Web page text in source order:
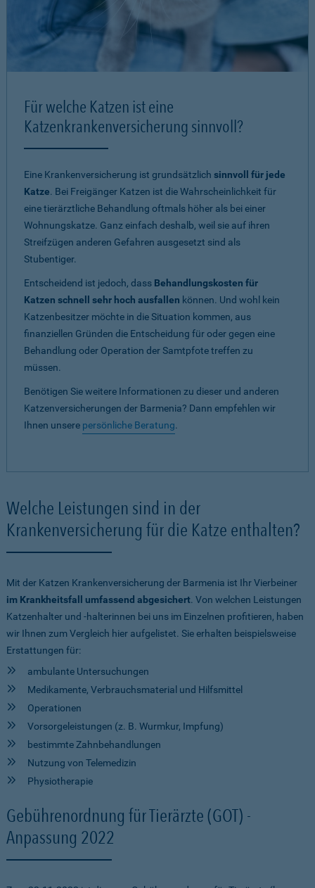
Für welche Katzen ist eine
Katzenkrankenversicherung sinnvoll?
Eine Krankenversicherung ist grundsätzlich sinnvoll für jede
Katze. Bei Freigänger Katzen ist die Wahrscheinlichkeit für
eine tierärztliche Behandlung oftmals höher als bei einer
Wohnungskatze. Ganz einfach deshalb, weil sie auf ihren
Streifzügen anderen Gefahren ausgesetzt sind als
Stubentiger.
Entscheidend ist jedoch, dass Behandlungskosten für
Katzen schnell sehr hoch ausfallen können. Und wohl kein
Katzenbesitzer möchte in die Situation kommen, aus
finanziellen Gründen die Entscheidung für oder gegen eine
Behandlung oder Operation der Samtpfote treffen zu
müssen.
Benötigen Sie weitere Informationen zu dieser und anderen
Katzenversicherungen der Barmenia? Dann empfehlen wir
Ihnen unsere persönliche Beratung.
Welche Leistungen sind in der
Krankenversicherung für die Katze enthalten?
Mit der Katzen Krankenversicherung der Barmenia ist Ihr Vierbeiner
im Krankheitsfall umfassend abgesichert. Von welchen Leistungen
Katzenhalter und -halterinnen bei uns im Einzelnen profitieren, haben
wir Ihnen zum Vergleich hier aufgelistet. Sie erhalten beispielsweise
Erstattungen für:
ambulante Untersuchungen
Medikamente, Verbrauchsmaterial und Hilfsmittel
Operationen
Vorsorgeleistungen (z. B. Wurmkur, Impfung)
bestimmte Zahnbehandlungen
Nutzung von Telemedizin
Physiotherapie
Gebührenordnung für Tierärzte (GOT) -
Anpassung 2022